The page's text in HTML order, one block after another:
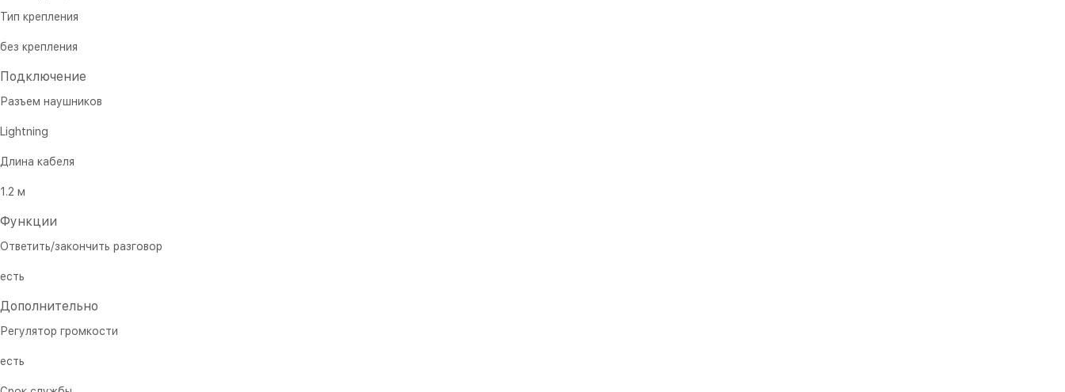
Тип крепления
без крепления
Подключение
Разъем наушников
Lightning
Длина кабеля
1.2 м
Функции
Ответить/закончить разговор
есть
Дополнительно
Регулятор громкости
есть